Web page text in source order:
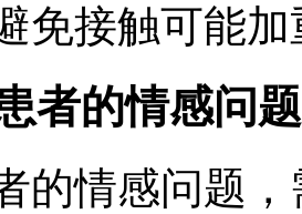
免接触可能
者的情感问题
的情感问题